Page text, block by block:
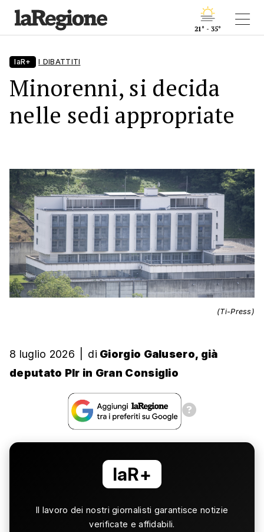
21° - 35°
laR+ I DIBATTITI
Minorenni, si decida
nelle sedi appropriate
(Ti-Press)
8 luglio 2026 di Giorgio Galusero, già
deputato Plr in Gran Consiglio
laR+
Il lavoro dei nostri giornalisti garantisce notizie
verificate e affidabili.